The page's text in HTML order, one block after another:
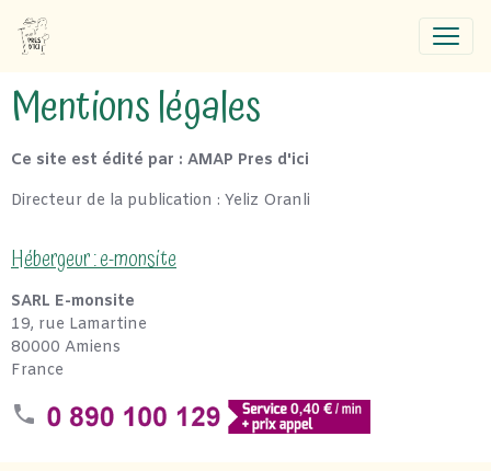
Mentions légales
Ce site est édité par : AMAP Pres d'ici
Directeur de la publication : Yeliz Oranli
Hébergeur : e-monsite
SARL E-monsite
19, rue Lamartine
80000 Amiens
France